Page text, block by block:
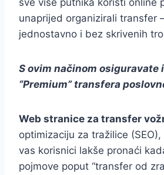
unaprijed organizirali transfer
jednostavno i bez skrivenih
S ovim načinom osiguravate
“Premium” transfera
Web stranice za transfer
optimizaciju za tražilice
vas korisnici lakše pronaći
pojmove poput “transfer od